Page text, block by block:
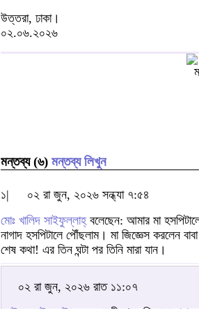
উত্তরা, ঢাকা।
০২.০৬.২০২৬
মন্তব্য (৬) মন্তব্য লিখুন
১|
০২ রা জুন, ২০২৬ সন্ধ্যা ৭:৫৪
মোঃ খালিদ সাইফুল্লাহ্‌বলেছেন: আমার মা
নাগাদ হসপিটালে পৌঁছলাম। মা জিজ্ঞেস করলেন
শেষ কথা! এর তিন ঘন্টা পর তিনি মারা যান।
০২ রা জুন, ২০২৬ রাত ১১:০৭